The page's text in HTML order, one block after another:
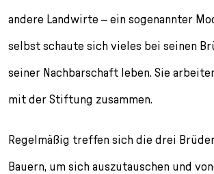
andere Landwirte – ein sogenannter
selbst schaute sich vieles bei seinen
seiner Nachbarschaft leben. Sie
mit der Stiftung zusammen.
Regelmäßig treffen sich die drei
Bauern, um sich auszutauschen und